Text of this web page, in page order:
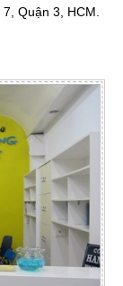
Quận 3, HCM.